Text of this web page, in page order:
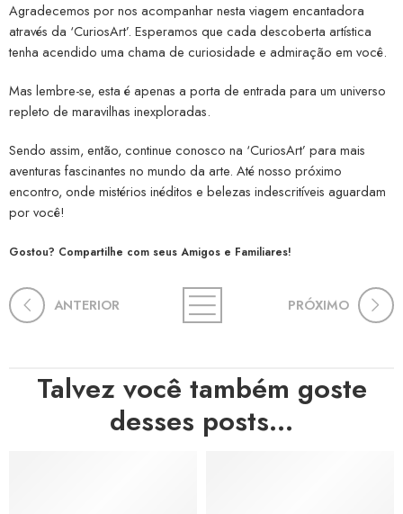
Agradecemos por nos acompanhar nesta viagem encantadora
através da ‘CuriosArt’. Esperamos que cada descoberta artística
tenha acendido uma chama de curiosidade e admiração em você.
Mas lembre-se, esta é apenas a porta de entrada para um universo
repleto de maravilhas inexploradas.
Sendo assim, então, continue conosco na ‘CuriosArt’ para mais
aventuras fascinantes no mundo da arte. Até nosso próximo
encontro, onde mistérios inéditos e belezas indescritíveis aguardam
por você!
Gostou? Compartilhe com seus Amigos e Familiares!
ANTERIOR PRÓXIMO
Talvez você também goste
desses posts...